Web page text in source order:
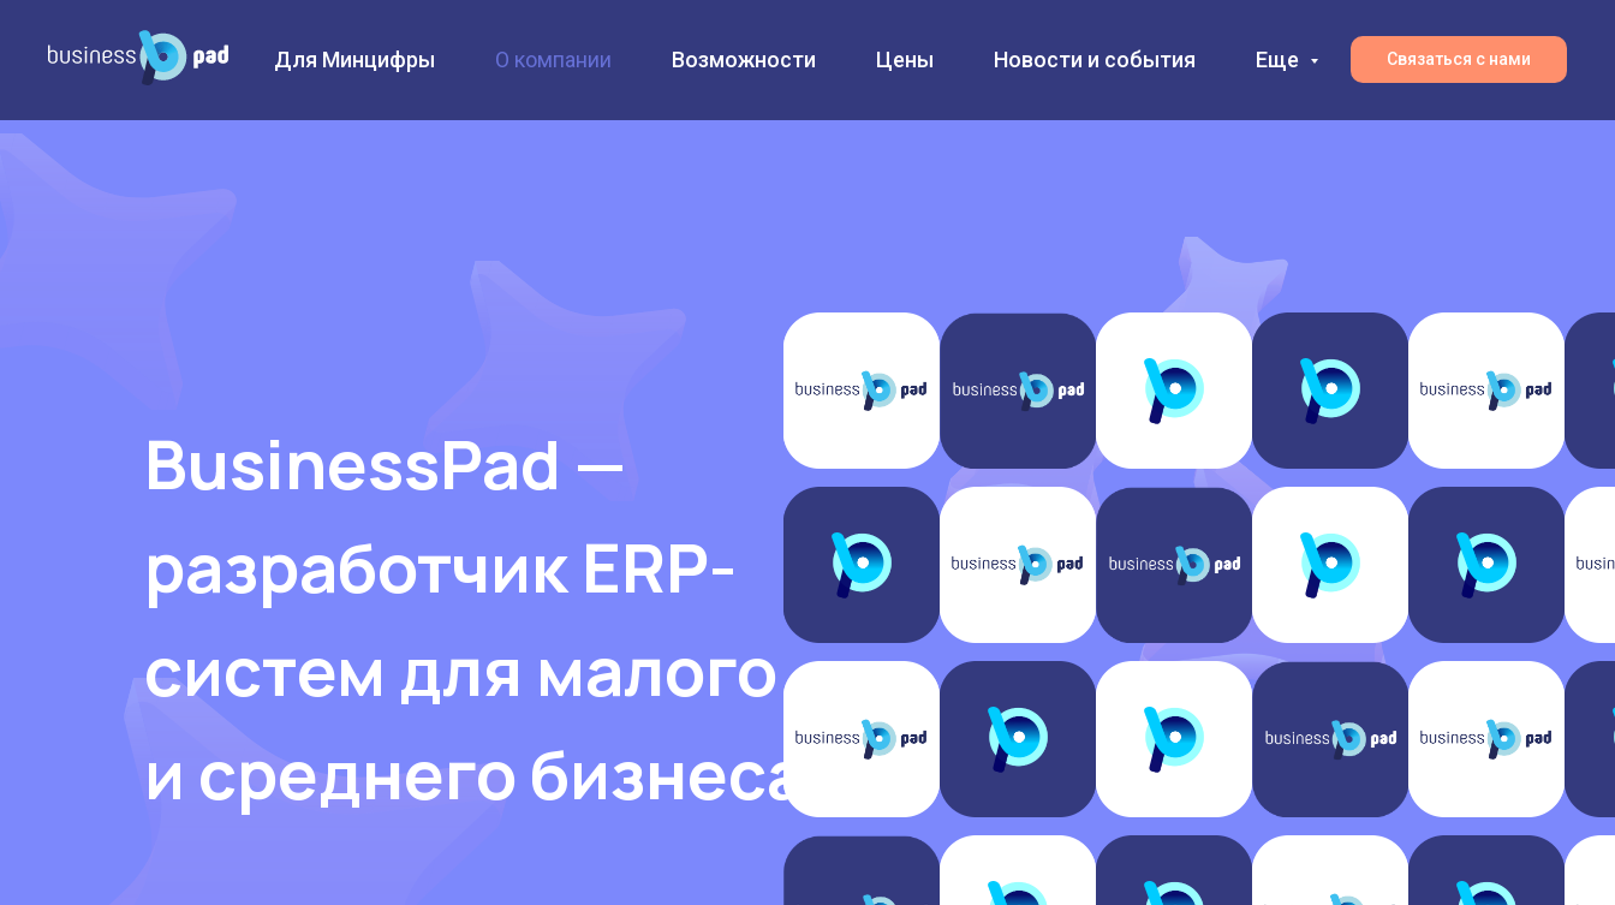
Для Минцифры О компании Возможности Цены Новости и события Еще Связаться с нами
BusinessPad —
разработчик ERP-
систем для малого
и среднего бизнеса